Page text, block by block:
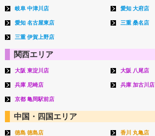
岐阜 中津川店 愛知 大府店
愛知 名古屋東店 三重 桑名店
三重 伊賀上野店
関西エリア
大阪 東淀川店 大阪 八尾店
兵庫 尼崎店 兵庫 加古川店
京都 亀岡駅前店
中国・四国エリア
徳島 徳島店 香川 丸亀店